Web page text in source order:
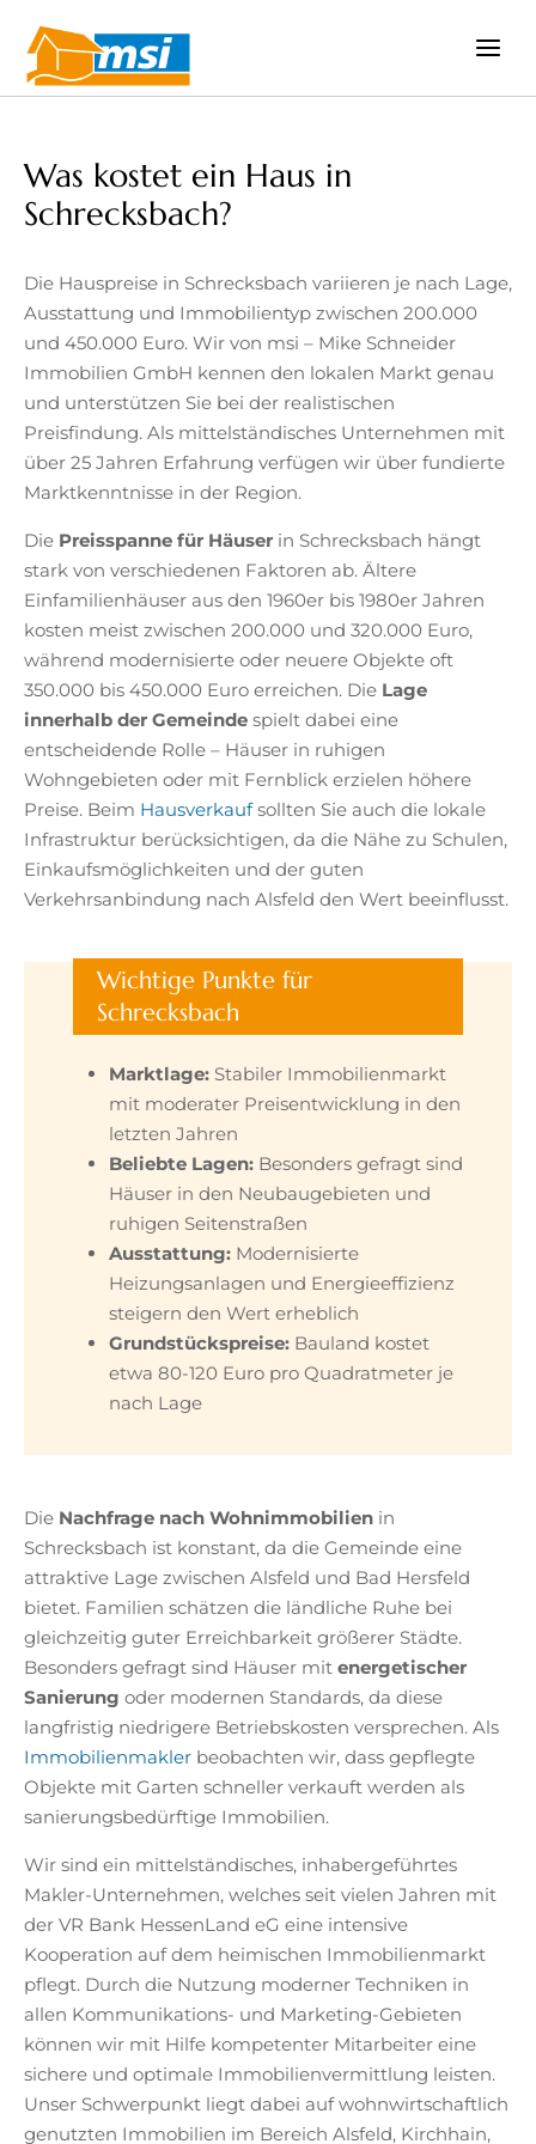
Inhalt
springen
Was kostet ein Haus in
Schrecksbach?
Die Hauspreise in Schrecksbach variieren je nach Lage,
Ausstattung und Immobilientyp zwischen 200.000
und 450.000 Euro. Wir von msi – Mike Schneider
Immobilien GmbH kennen den lokalen Markt genau
und unterstützen Sie bei der realistischen
Preisfindung. Als mittelständisches Unternehmen mit
über 25 Jahren Erfahrung verfügen wir über fundierte
Marktkenntnisse in der Region.
Die Preisspanne für Häuser in Schrecksbach hängt
stark von verschiedenen Faktoren ab. Ältere
Einfamilienhäuser aus den 1960er bis 1980er Jahren
kosten meist zwischen 200.000 und 320.000 Euro,
während modernisierte oder neuere Objekte oft
350.000 bis 450.000 Euro erreichen. Die Lage
innerhalb der Gemeinde spielt dabei eine
entscheidende Rolle – Häuser in ruhigen
Wohngebieten oder mit Fernblick erzielen höhere
Preise. Beim Hausverkaufsollten Sie auch die lokale
Infrastruktur berücksichtigen, da die Nähe zu Schulen,
Einkaufsmöglichkeiten und der guten
Verkehrsanbindung nach Alsfeld den Wert beeinflusst.
Wichtige Punkte für
Schrecksbach
Marktlage: Stabiler Immobilienmarkt
mit moderater Preisentwicklung in den
letzten Jahren
Beliebte Lagen: Besonders gefragt sind
Häuser in den Neubaugebieten und
ruhigen Seitenstraßen
Ausstattung: Modernisierte
Heizungsanlagen und Energieeffizienz
steigern den Wert erheblich
Grundstückspreise: Bauland kostet
etwa 80-120 Euro pro Quadratmeter je
nach Lage
Die Nachfrage nach Wohnimmobilien in
Schrecksbach ist konstant, da die Gemeinde eine
attraktive Lage zwischen Alsfeld und Bad Hersfeld
bietet. Familien schätzen die ländliche Ruhe bei
gleichzeitig guter Erreichbarkeit größerer Städte.
Besonders gefragt sind Häuser mit energetischer
Sanierung oder modernen Standards, da diese
langfristig niedrigere Betriebskosten versprechen. Als
Immobilienmakler beobachten wir, dass gepflegte
Objekte mit Garten schneller verkauft werden als
sanierungsbedürftige Immobilien.
Wir sind ein mittelständisches, inhabergeführtes
Makler-Unternehmen, welches seit vielen Jahren mit
der VR Bank HessenLand eG eine intensive
Kooperation auf dem heimischen Immobilienmarkt
pflegt. Durch die Nutzung moderner Techniken in
allen Kommunikations- und Marketing-Gebieten
können wir mit Hilfe kompetenter Mitarbeiter eine
sichere und optimale Immobilienvermittlung leisten.
Unser Schwerpunkt liegt dabei auf wohnwirtschaftlich
genutzten Immobilien im Bereich Alsfeld, Kirchhain,